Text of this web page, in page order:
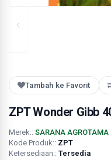
Tambah ke Favorit
ZPT Wonder Gibb
Merek:: SARANA AGROTAMA
Kode Produk:: ZPT
Ketersediaan:: Tersedia